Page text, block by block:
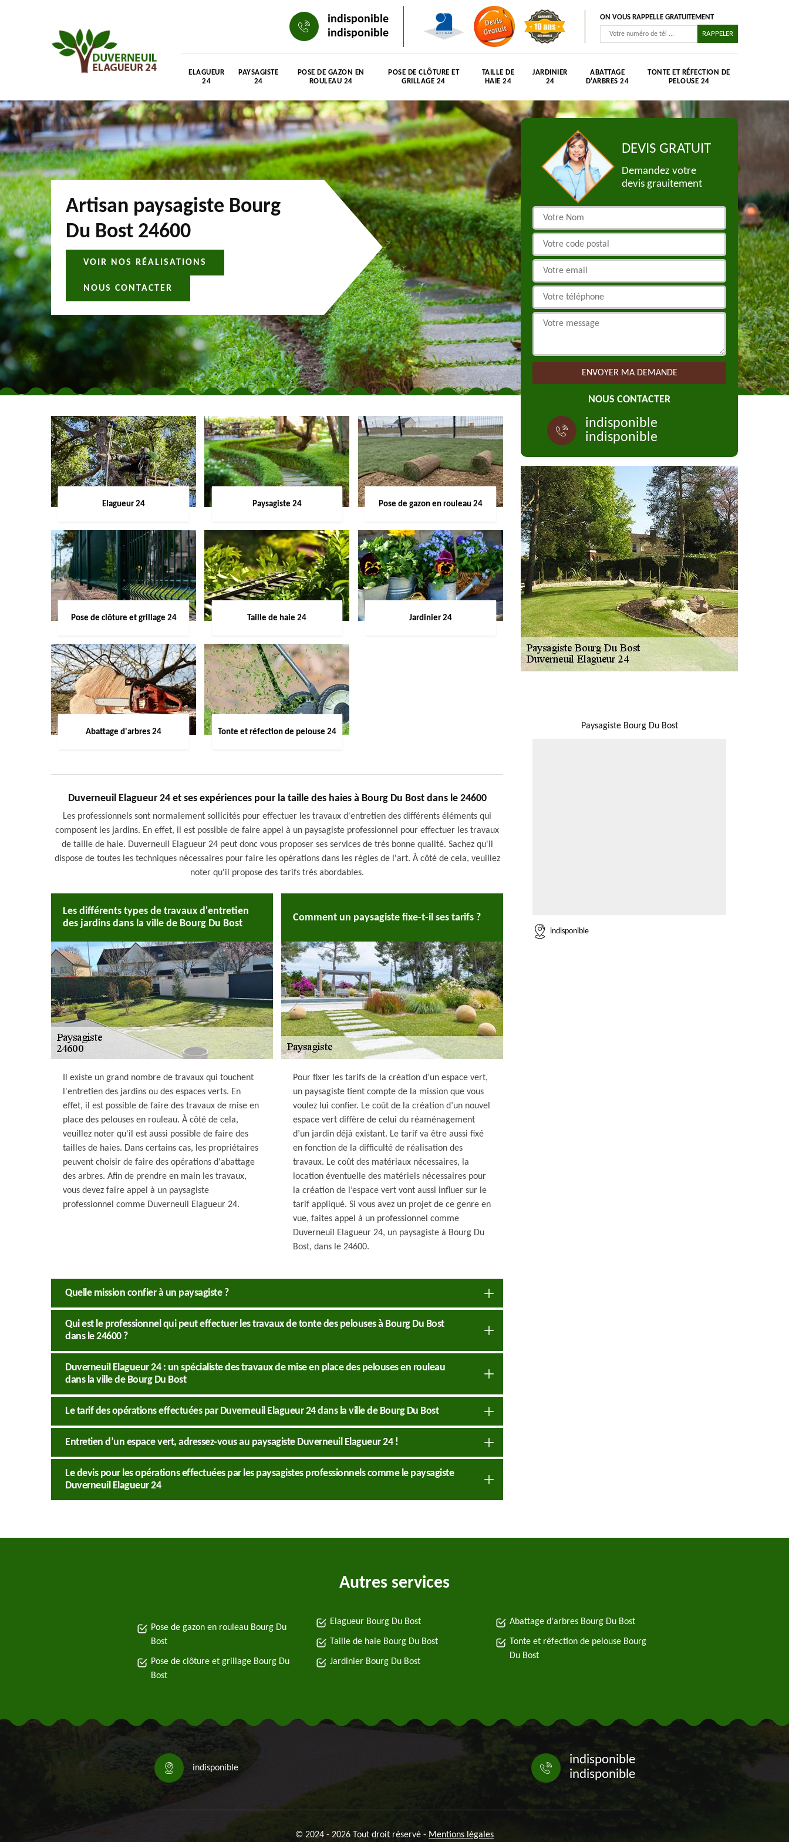
indisponible
indisponible
ON VOUS RAPPELLE GRATUITEMENT
ELAGUEUR
24
PAYSAGISTE
24
POSE DE GAZON EN
ROULEAU 24
POSE DE CLÔTURE ET
GRILLAGE 24
TAILLE DE
HAIE 24
JARDINIER
24
ABATTAGE
D'ARBRES 24
TONTE ET RÉFECTION DE
PELOUSE 24
Artisan paysagiste Bourg
Du Bost 24600
VOIR NOS RÉALISATIONS
NOUS CONTACTER
Elagueur 24 Paysagiste 24 Pose de gazon en rouleau 24
Pose de clôture et grillage 24 Taille de haie 24 Jardinier 24
Abattage d'arbres 24 Tonte et réfection de pelouse 24
Duverneuil Elagueur 24 et ses expériences pour la taille des haies à Bourg Du Bost dans le 24600
Les professionnels sont normalement sollicités pour effectuer les travaux d'entretien des différents éléments qui
composent les jardins. En effet, il est possible de faire appel à un paysagiste professionnel pour effectuer les travaux
de taille de haie. Duverneuil Elagueur 24 peut donc vous proposer ses services de très bonne qualité. Sachez qu'il
dispose de toutes les techniques nécessaires pour faire les opérations dans les règles de l'art. À côté de cela, veuillez
noter qu'il propose des tarifs très abordables.
Les différents types de travaux d'entretien
des jardins dans la ville de Bourg Du Bost
Il existe un grand nombre de travaux qui touchent
l'entretien des jardins ou des espaces verts. En
effet, il est possible de faire des travaux de mise en
place des pelouses en rouleau. À côté de cela,
veuillez noter qu'il est aussi possible de faire des
tailles de haies. Dans certains cas, les propriétaires
peuvent choisir de faire des opérations d'abattage
des arbres. Afin de prendre en main les travaux,
vous devez faire appel à un paysagiste
professionnel comme Duverneuil Elagueur 24.
Comment un paysagiste fixe-t-il ses tarifs ?
Pour fixer les tarifs de la création d’un espace vert,
un paysagiste tient compte de la mission que vous
voulez lui confier. Le coût de la création d’un nouvel
espace vert diffère de celui du réaménagement
d’un jardin déjà existant. Le tarif va être aussi fixé
en fonction de la difficulté de réalisation des
travaux. Le coût des matériaux nécessaires, la
location éventuelle des matériels nécessaires pour
la création de l’espace vert vont aussi influer sur le
tarif appliqué. Si vous avez un projet de ce genre en
vue, faites appel à un professionnel comme
Duverneuil Elagueur 24, un paysagiste à Bourg Du
Bost, dans le 24600.
Quelle mission confier à un paysagiste ?
Qui est le professionnel qui peut effectuer les travaux de tonte des pelouses à Bourg Du Bost
dans le 24600 ?
Duverneuil Elagueur 24 : un spécialiste des travaux de mise en place des pelouses en rouleau
dans la ville de Bourg Du Bost
Le tarif des opérations effectuées par Duverneuil Elagueur 24 dans la ville de Bourg Du Bost
Entretien d’un espace vert, adressez-vous au paysagiste Duverneuil Elagueur 24 !
Le devis pour les opérations effectuées par les paysagistes professionnels comme le paysagiste
Duverneuil Elagueur 24
DEVIS GRATUIT
Demandez votre
devis grauitement
NOUS CONTACTER
indisponible
indisponible
Paysagiste Bourg Du Bost
indisponible
Autres services
Pose de gazon en rouleau Bourg Du
Bost
Pose de clôture et grillage Bourg Du
Bost
Elagueur Bourg Du Bost
Taille de haie Bourg Du Bost
Jardinier Bourg Du Bost
Abattage d'arbres Bourg Du Bost
Tonte et réfection de pelouse Bourg
Du Bost
indisponible
indisponible
indisponible
© 2024 - 2026 Tout droit réservé - Mentions légales